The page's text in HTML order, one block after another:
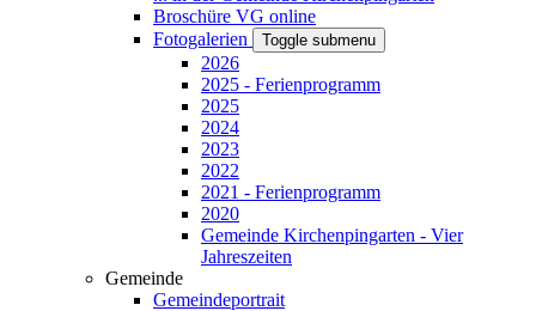
Broschüre VG online
Fotogalerien
Toggle submenu
2026
2025 - Ferienprogramm
2025
2024
2023
2022
2021 - Ferienprogramm
2020
Gemeinde Kirchenpingarten - Vier
Jahreszeiten
Gemeinde
Gemeindeportrait